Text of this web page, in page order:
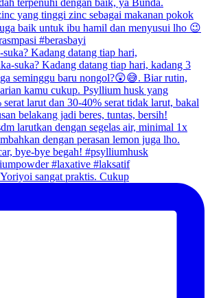
Kadang datang tiap hari,
sangat praktis. Cukup